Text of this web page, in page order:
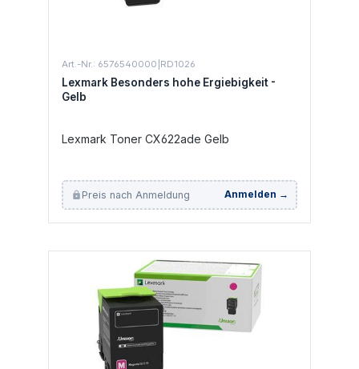
Art.-Nr.: 6576540000|RD1026
Lexmark Besonders hohe Ergiebigkeit -
Gelb
Lexmark Toner CX622ade Gelb
Preis nach Anmeldung Anmelden →